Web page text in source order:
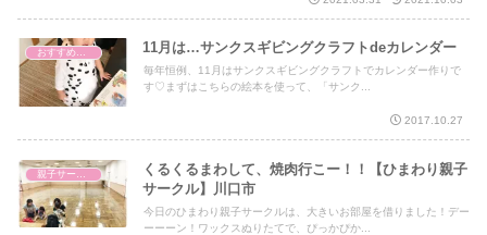
おすすめ英語絵本 11月は…サンクスギビングクラフトdeカレンダー
毎年恒例、11月はサンクスギビングクラフトでカレンダー作りで
す♡まずはこちらの絵本を使って、「サンク...
2017.10.27
くるくるまわして、焼肉行こー！！【ひまわり親子
サークル】川口市
今日のひまわり親子サークルは、大きいお部屋を借りました！デー
ーーーン！ワックスぬりたてで、ぴっかぴか...